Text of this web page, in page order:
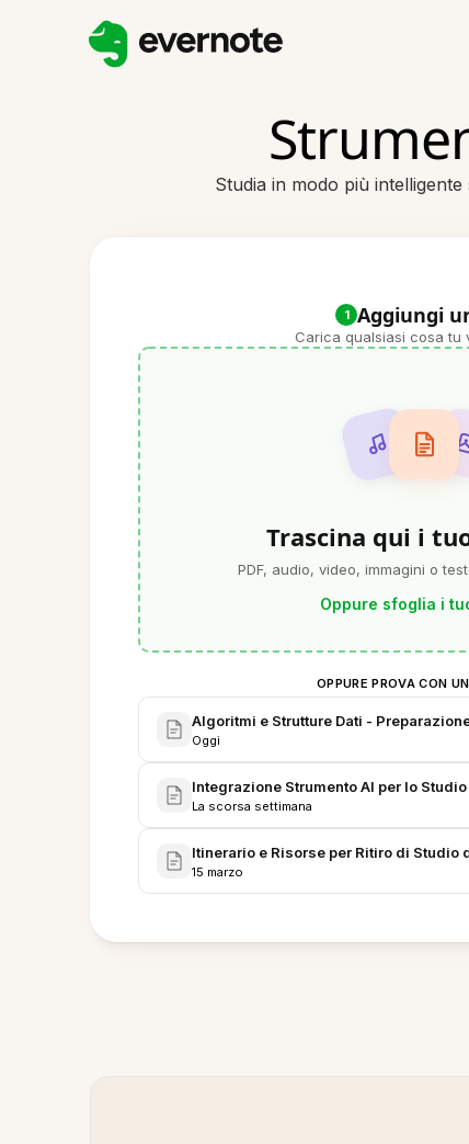
Studia in modo più
1 Aggiungi
Carica qualsiasi cosa tu
Trascina qui i
PDF, audio, video, immagini o
Oppure sfoglia i
OPPURE PROVA CON
Algoritmi e Strutture Dati -
Oggi
Integrazione Strumento AI per lo
La scorsa settimana
Itinerario e Risorse per Ritiro di Studio
15 marzo